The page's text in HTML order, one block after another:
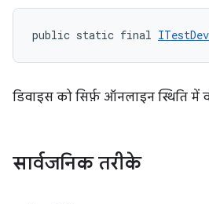
public static final
डिवाइस को सिर्फ़ ऑनलाइन स्थिति में
सार्वजनिक तरीके